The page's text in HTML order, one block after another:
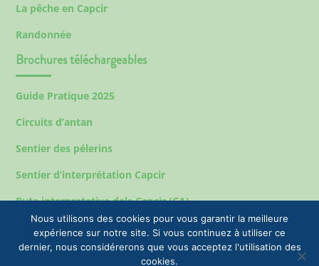
La pêche en Capcir
Randonnée
Brochures téléchargeables
Guide Pratique 2025
Circuits d’antan
Sentier des pélerins
Sentier d’interprétation Capcir
Ruta interpretativa dels Capcir (CA)
Nous utilisons des cookies pour vous garantir la meilleure
expérience sur notre site. Si vous continuez à utiliser ce
dernier, nous considérerons que vous acceptez l'utilisation des
cookies.